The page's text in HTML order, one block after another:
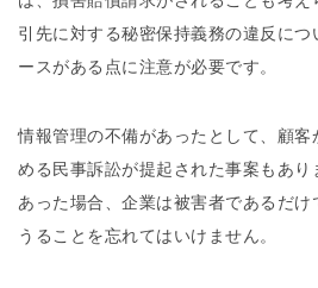
引先に対する秘密保持義務の違反に
ースがある点に注意が必要です。
情報管理の不備があったとして、顧
める民事訴訟が提起された事案もあ
あった場合、企業は被害者であるだけ
うることを忘れてはいけません。